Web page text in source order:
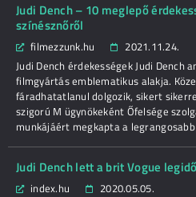
Judi Dench – 10 meglepő
színésznőről
filmezzunk.hu
2021.11.24.
Judi Dench érdekességek Judi Dench
filmgyártás emblematikus alakja.
fáradhatatlanul dolgozik, sikert
szigorú M ügynökeként Őfelsége
munkájáért megkapta a legrangosabb
Judi Dench lett a brit Vogue
index.hu
2020.05.05.